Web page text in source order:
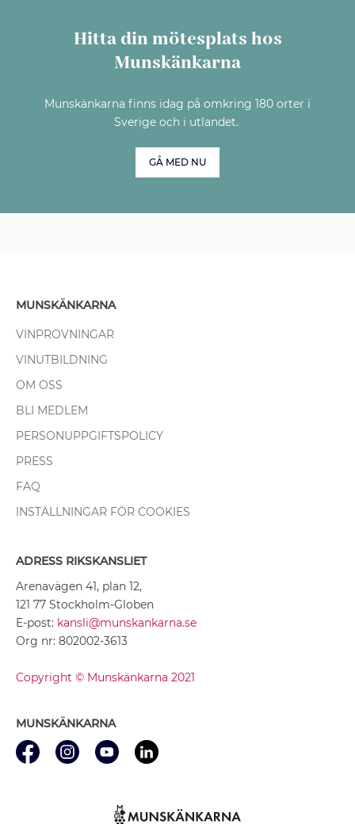
Hitta din mötesplats hos
Munskänkarna
Munskänkarna finns idag på omkring 180 orter i
Sverige och i utlandet.
GÅ MED NU
MUNSKÄNKARNA
VINPROVNINGAR
VINUTBILDNING
OM OSS
BLI MEDLEM
PERSONUPPGIFTSPOLICY
PRESS
FAQ
INSTÄLLNINGAR FÖR COOKIES
ADRESS RIKSKANSLIET
Arenavägen 41, plan 12,
121 77 Stockholm-Globen
E-post: kansli@munskankarna.se
Org nr: 802002-3613
Copyright © Munskänkarna 2021
MUNSKÄNKARNA